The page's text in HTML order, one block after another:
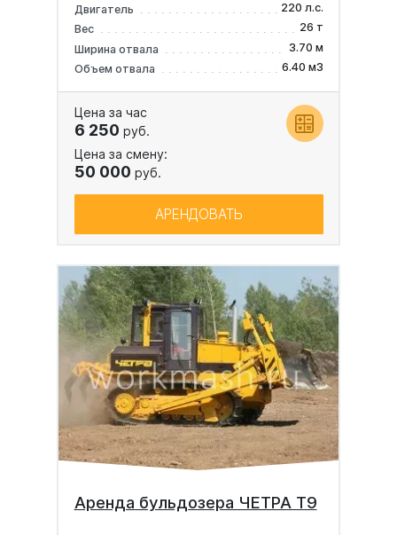
Двигатель
220 л.с.
Вес
26 т
Ширина отвала
3.70 м
Объем отвала
6.40 м3
Цена за час
6 250 руб.
Цена за смену:
50 000 руб.
АРЕНДОВАТЬ
Аренда бульдозера ЧЕТРА Т9